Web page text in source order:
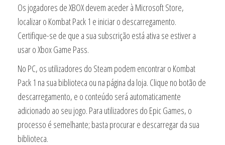
Os jogadores de XBOX devem aceder à Microsoft Store,
localizar o Kombat Pack 1 e iniciar o descarregamento.
Certifique-se de que a sua subscrição está ativa se estiver a
usar o Xbox Game Pass.
No PC, os utilizadores do Steam podem encontrar o Kombat
Pack 1 na sua biblioteca ou na página da loja. Clique no botão de
descarregamento, e o conteúdo será automaticamente
adicionado ao seu jogo. Para utilizadores do Epic Games, o
processo é semelhante; basta procurar e descarregar da sua
biblioteca.